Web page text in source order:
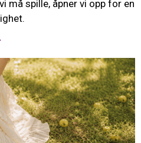
må spille, åpner vi opp for en